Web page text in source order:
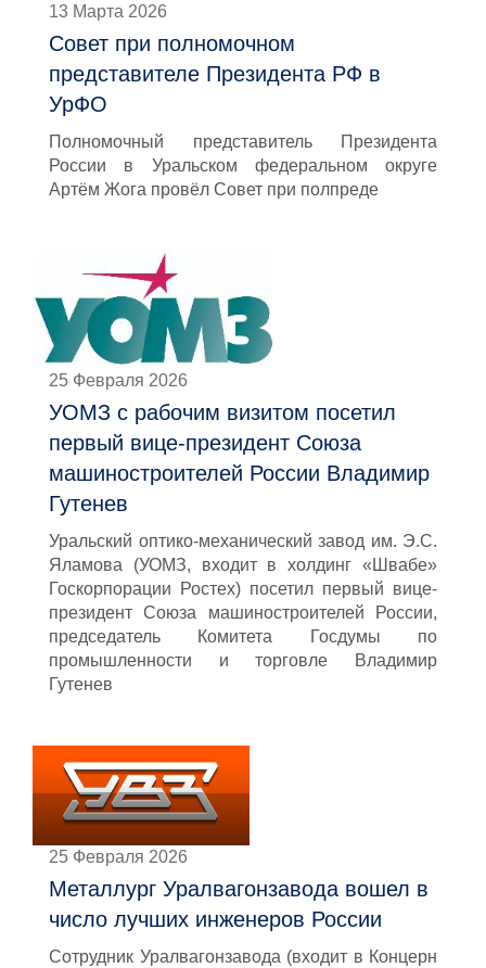
13 Марта 2026
Совет при полномочном
представителе Президента РФ в
УрФО
Полномочный представитель Президента
России в Уральском федеральном округе
Артём Жога провёл Совет при полпреде
25 Февраля 2026
УОМЗ с рабочим визитом посетил
первый вице-президент Союза
машиностроителей России Владимир
Гутенев
Уральский оптико-механический завод им. Э.С.
Яламова (УОМЗ, входит в холдинг «Швабе»
Госкорпорации Ростех) посетил первый вице-
президент Союза машиностроителей России,
председатель Комитета Госдумы по
промышленности и торговле Владимир
Гутенев
25 Февраля 2026
Металлург Уралвагонзавода вошел в
число лучших инженеров России
Сотрудник Уралвагонзавода (входит в Концерн